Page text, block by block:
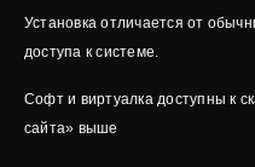
Установка отличается от
доступа к системе.
Софт и виртуалка доступны к
сайта» выше